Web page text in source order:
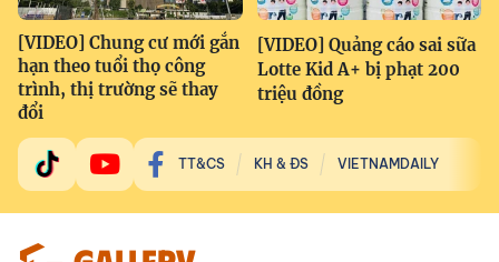
[VIDEO] Chung cư mới gắn
hạn theo tuổi thọ công
trình, thị trường sẽ thay
đổi
[VIDEO] Quảng cáo sai sữa
Lotte Kid A+ bị phạt 200
triệu đồng
TT&CS KH & ĐS VIETNAMDAILY